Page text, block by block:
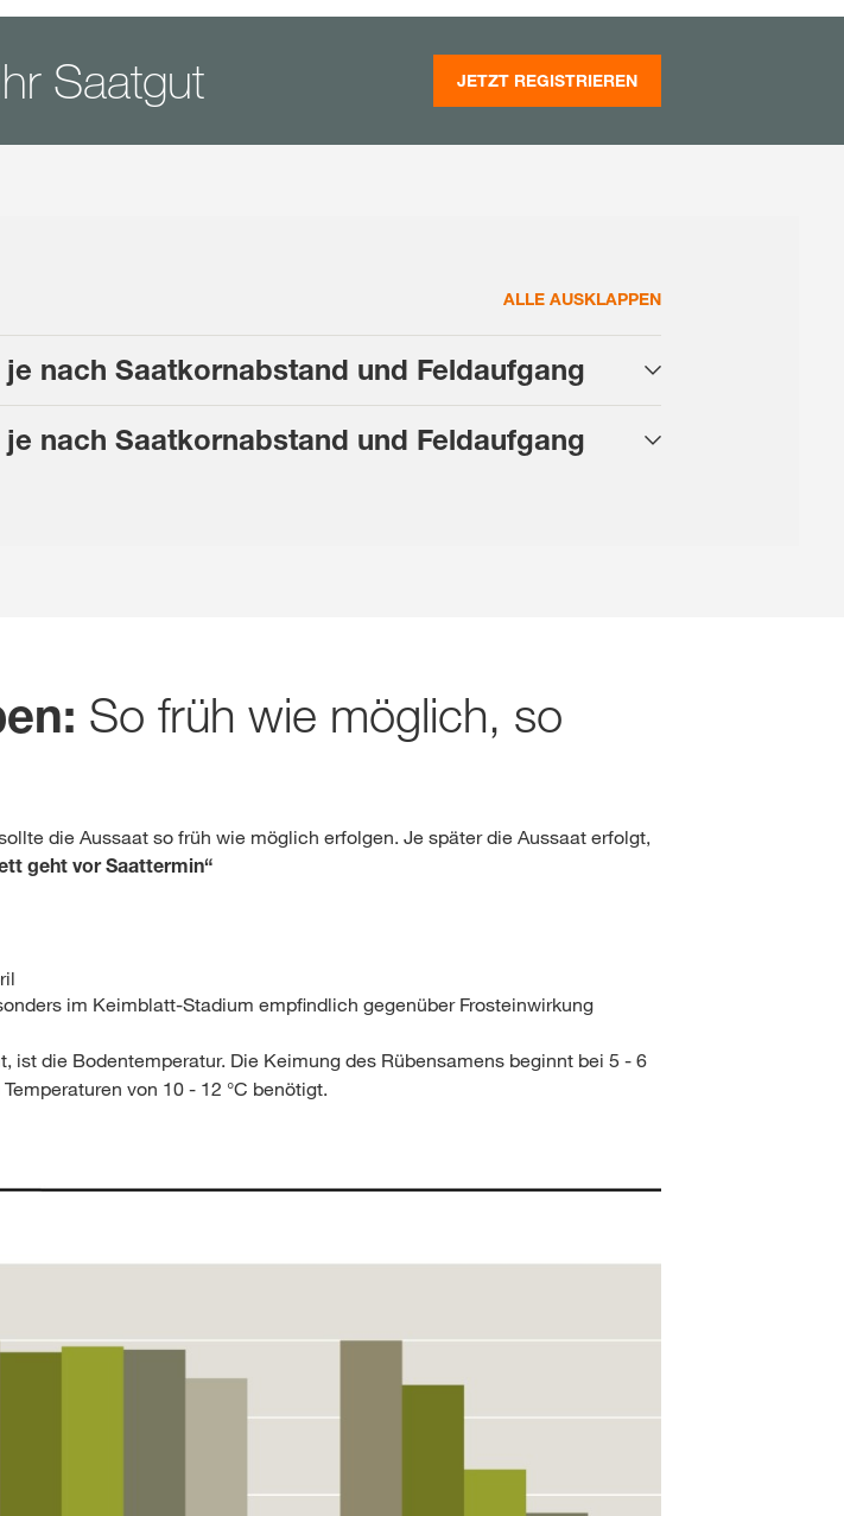
Saatgut JETZT REGISTRIEREN
ALLE AUSKLAPPEN
Pflanzenzahl/ha bei 45 cm Reihenabstand je nach Saatkornabstand und Feldaufgang
nach Saatkornabstand und Feldaufgang
So früh wie möglich, so
die Aussaat so früh wie möglich erfolgen. Je später die Aussaat erfolgt,
geht vor Saattermin“
im Keimblatt-Stadium empfindlich gegenüber Frosteinwirkung
die Bodentemperatur. Die Keimung des Rübensamens beginnt bei 5 - 6
von 10 - 12 °C benötigt.